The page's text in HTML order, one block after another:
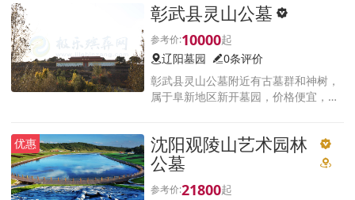
不可多得的福泽之地
彰武县灵山公墓
10000
辽阳墓园
0条评价
彰武县灵山公墓附近有古墓群和神树，
属于阜新地区新开墓园，价格便宜，来
际尺寸超标准，随时恭候您的咨询。
优惠
沈阳观陵山艺术园林
公墓
21800